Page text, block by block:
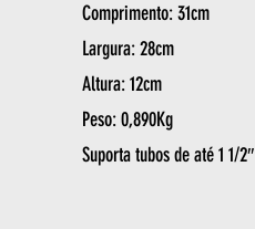
Comprimento: 31cm
Largura: 28cm
Altura: 12cm
Peso: 0,890Kg
Suporta tubos de até 1 1/2″